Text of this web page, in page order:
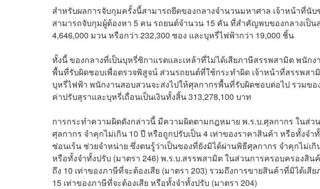
สำหรับผลการจับกุมครั้งนี้สามารถยึดของกลางจำนวนมหาศาล เจ้าหน้าที่นับ
สามารถจับกุมผู้ต้องหา 5 คน รถยนต์จำนวน 15 คัน ที่สำคัญพบของกลางเป็น
4,646,000 มวน หรือกว่า 232,300 ซอง และบุหรี่ไฟฟ้ากว่า 19,000 ชิ้น
ทั้งนี้ ของกลางที่เป็นบุหรี่ซิกาแรตและเหล้าที่ไม่ได้เสียภาษีสรรพสามิต พนัก
พื้นที่รับผิดชอบเพื่อตรวจพิสูจน์ ส่วนรถยนต์ที่ใช้กระทำผิด เจ้าหน้าที่สรรพสา
บุหรี่ไฟฟ้า พนักงานสอบสวนจะส่งไปให้ศุลกากรพื้นที่รับผิดชอบต่อไป รวมขอ
ค่าปรับสุราและบุหรี่เถื่อนเป็นเงินทั้งสิ้น 313,278,100 บาท
การกระทำความผิดดังกล่าวนี้ มีความผิดตามกฎหมาย พ.ร.บ.ศุลกากร ในส่ว
ศุลกากร จำคุกไม่เกิน 10 ปี หรือถูกปรับเป็น 4 เท่าของราคาสินค้า หรือทั้งจำ
ซ่อนเร้น ช่วยจำหน่าย ซึ่งตนรู้ว่าเป็นของที่ยังมิได้ผ่านพิธีศุลกากร จำคุกไม่เ
หรือทั้งจำทั้งปรับ (มาตรา 246) พ.ร.บ.สรรพสามิต ในส่วนการครอบครองสิ
ถึง 10 เท่าของภาษีที่จะต้องเสีย (มาตรา 203) รวมถึงการขายสินค้าที่มิได้เสี
15 เท่าของภาษีที่จะต้องเสีย หรือทั้งจำทั้งปรับ (มาตรา 204)